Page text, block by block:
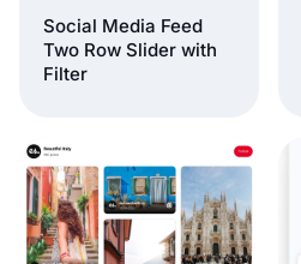
Social Media Feed
Two Row Slider with
Filter